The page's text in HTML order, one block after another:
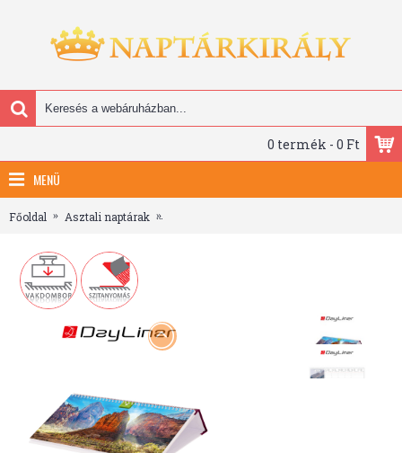
0 termék - 0 Ft
MENÜ
Főoldal Asztali naptárak